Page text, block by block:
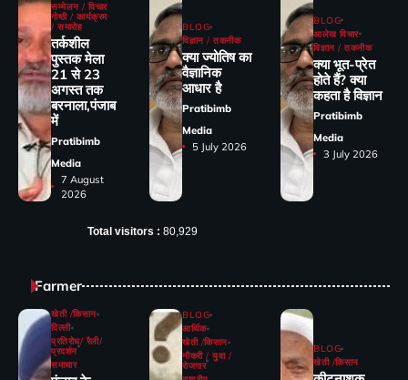
सम्मेलन / विचार
गोष्ठी / कार्यक्रम
/ समारोह
तर्कशील
पुस्तक मेला
21 से 23
अगस्त तक
बरनाला,पंजाब
में
Pratibimb
Media
7 August
2026
BLOG
विज्ञान / तकनीक
क्या ज्योतिष का
वैज्ञानिक
आधार है
Pratibimb
Media
5 July 2026
BLOG
आलेख विचार
विज्ञान / तकनीक
क्या भूत-प्रेत
होते हैं? क्या
कहता है विज्ञान
Pratibimb
Media
3 July 2026
Total visitors : 80,929
Farmer
खेती /किसान
दिल्ली
प्रतिरोध/ रैली/
प्रदर्शन
समाचार
BLOG
आर्थिक
खेती /किसान
नौकरी / युवा /
रोजगार
BLOG
खेती /किसान